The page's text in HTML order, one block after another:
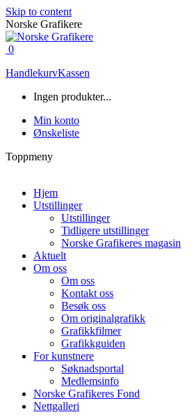
Skip to content
Norske Grafikere
0
HandlekurvKassen
Ingen produkter...
Min konto
Ønskeliste
Toppmeny
Hjem
Utstillinger
Utstillinger
Tidligere utstillinger
Norske Grafikeres magasin
Aktuelt
Om oss
Om oss
Kontakt oss
Besøk oss
Om originalgrafikk
Grafikkfilmer
Grafikkguiden
For kunstnere
Søknadsportal
Medlemsinfo
Norske Grafikeres Fond
Nettgalleri